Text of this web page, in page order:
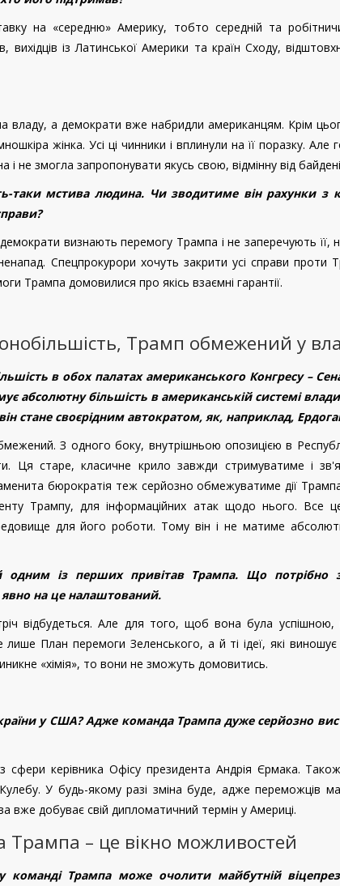
на «середню» Америку, тобто середній та
вихідців із Латинської Америки та країн Сходу,
владу, а демократи вже набридли американцям. Крім
жінка. Усі ці чинники і вплинули на її поразку.
і не змогла запропонувати якусь свою, відмінну від
таки мстива людина. Чи зводитиме він рахунки з
визнають перемогу Трампа і не заперечують її,
ненапад. Спецпрокурори хочуть закрити усі справи
Трампа домовилися про якісь взаємні гарантії.
Трамп обмежений у
в обох палатах американського Конгресу –
абсолютну більшість в американській системі
стане своєрідним автократом, як, наприклад,
З одного боку, внутрішньою опозицією в
Ця старе, класичне крило завжди стримуватиме і
бюрократія теж серйозно обмежуватиме дії
Трампу, для інформаційних атак щодо нього. Все
для його роботи. Тому він і не матиме
одним із перших привітав Трампа. Що потрібно
на це налаштований.
відбудеться. Але для того, щоб вона була успішною,
лише План перемоги Зеленського, а й ті ідеї, які
«хімія», то вони не зможуть домовитись.
у США? Адже команда Трампа дуже серйозно
керівника Офісу президента Андрія Єрмака.
У будь-якому разі зміна буде, адже переможців
вже добуває свій дипломатичний термін у Америці.
Трампа – це вікно можливостей
команді Трампа може очолити майбутній